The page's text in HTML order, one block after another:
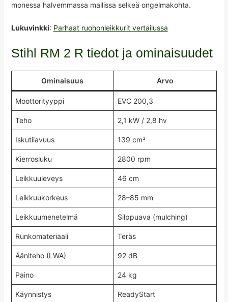
monessa halvemmassa mallissa selkeä ongelmakohta.
Lukuvinkki: Parhaat ruohonleikkurit vertailussa
Stihl RM 2 R tiedot ja ominaisuudet
Ominaisuus Arvo
Moottorityyppi EVC 200,3
Teho 2,1 kW / 2,8 hv
Iskutilavuus 139 cm³
Kierrosluku 2800 rpm
Leikkuuleveys 46 cm
Leikkuukorkeus 28–85 mm
Leikkuumenetelmä Silppuava (mulching)
Runkomateriaali Teräs
Ääniteho (LWA) 92 dB
Paino 24 kg
Käynnistys ReadyStart